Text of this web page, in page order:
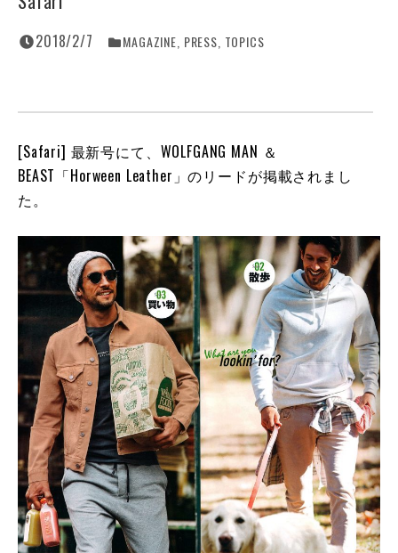
2018/2/7 MAGAZINE PRESS TOPICS
[Safari] 最新号にて、WOLFGANG MAN ＆
BEAST「Horween Leather」のリードが掲載されまし
た。